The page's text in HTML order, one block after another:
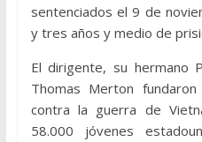
sentenciados el 9 de
y tres años y medio de
El dirigente, su hermano
Thomas Merton fundaron
contra la guerra de
58.000 jóvenes